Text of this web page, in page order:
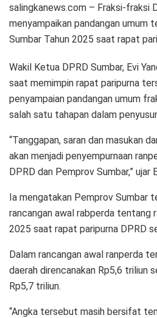
salingkanews.com – Fraksi-fraksi
menyampaikan pandangan umum
Sumbar Tahun 2025 saat rapat
Wakil Ketua DPRD Sumbar, Evi
saat memimpin rapat paripurna
penyampaian pandangan umum
salah satu tahapan dalam
“Tanggapan, saran dan masukan
akan menjadi penyempurnaan
DPRD dan Pemprov Sumbar,” ujar
Ia mengatakan Pemprov Sumbar
rancangan awal rabperda tentang
2025 saat rapat paripurna DPRD
Dalam rancangan awal ranperda
daerah direncanakan Rp5,6 triliun
Rp5,7 triliun.
“Angka tersebut masih bersifat